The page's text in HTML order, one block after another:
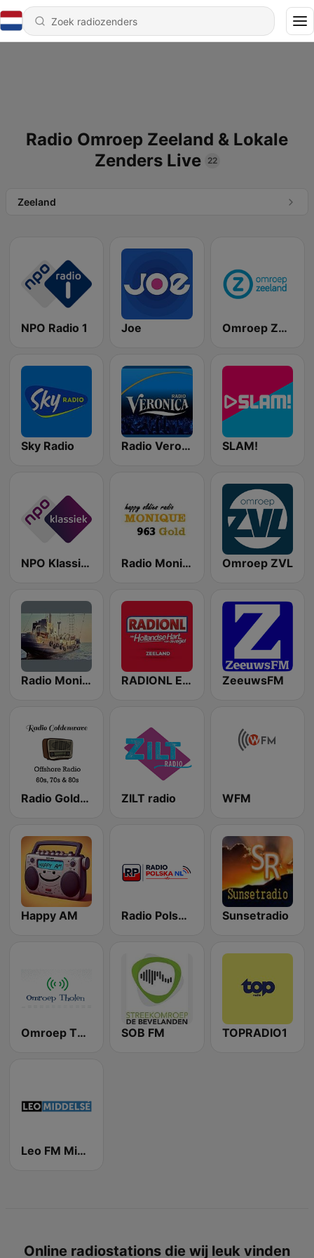
Radio Omroep Zeeland & Lokale
Zenders Live
22
Zeeland
NPO Radio 1 Joe Omroep Zeeland
Sky Radio Radio Veronica SLAM!
NPO Klassiek Radio Monique 963 Gold Omroep ZVL
Radio Monique 963 RADIONL Editie Zeeland ZeeuwsFM
Radio Goldenwave ZILT radio WFM
Happy AM Radio Polska NL Sunsetradio
Omroep Tholen SOB FM TOPRADIO1
Leo FM Middelsé
Online radiostations die wij leuk vinden